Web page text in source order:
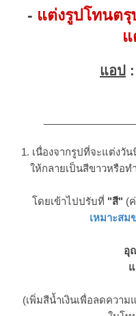
- แต่งรูปโทนต
แ
แอป
1. เนื่องจากรูปที่จะแต่งวั
ให้กลายเป็นสีขาวหรือ
โดยเข้าไปปรับที่ "สี" (
เหมาะสม
อุ
(เพิ่มสีน้ำเงินเพื่อลดควา